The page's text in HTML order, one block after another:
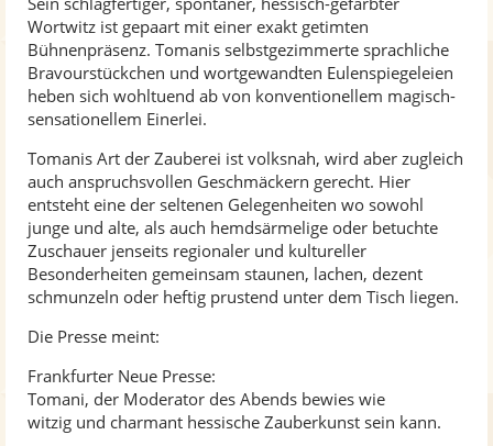
Wortwitz ist gepaart mit einer exakt getimten
Bühnenpräsenz. Tomanis selbstgezimmerte sprachliche
Bravourstückchen und wortgewandten Eulenspiegeleien
heben sich wohltuend ab von konventionellem magisch-
sensationellem Einerlei.
Tomanis Art der Zauberei ist volksnah, wird aber zugleich
auch anspruchsvollen Geschmäckern gerecht. Hier
entsteht eine der seltenen Gelegenheiten wo sowohl
junge und alte, als auch hemdsärmelige oder betuchte
Zuschauer jenseits regionaler und kultureller
Besonderheiten gemeinsam staunen, lachen, dezent
schmunzeln oder heftig prustend unter dem Tisch liegen.
Die Presse meint:
Frankfurter Neue Presse:
Tomani, der Moderator des Abends bewies wie
witzig und charmant hessische Zauberkunst sein kann.